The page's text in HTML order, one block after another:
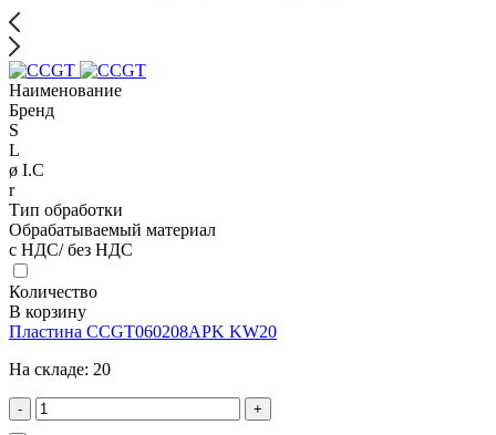
Наименование
Бренд
S
L
ø I.C
r
Тип обработки
Обрабатываемый материал
с НДС/ без НДС
Количество
В корзину
Пластина CCGT060208APK KW20
На складе: 20
- +